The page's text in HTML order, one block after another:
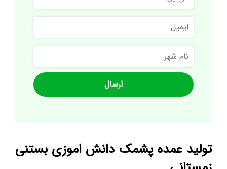
ایمیل
نام
شهر
تولید عمده پشمک دانش اموزی بستنی